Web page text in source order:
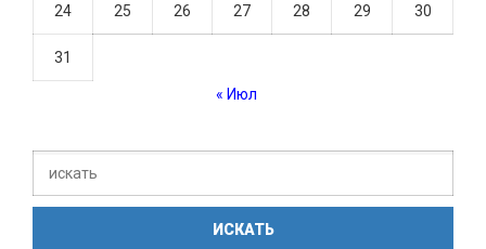
24 25 26 27 28 29 30
31
« Июл